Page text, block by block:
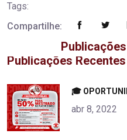
Tags:
Compartilhe:
Publicações Recentes
alt="product">
🎓
abr 8, 2022